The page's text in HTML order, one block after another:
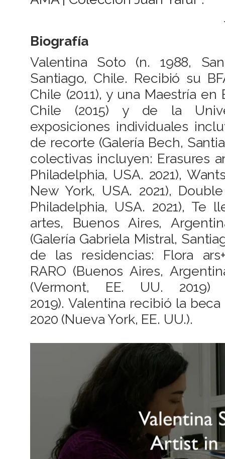
Biografía
Valentina Soto (n. 1988,
Santiago, Chile. Recibió su
Chile (2011), y una Maestría
Chile (2015) y de la
exposiciones individuales
de recorte (Galería Bech,
colectivas incluyen: Erasures
Philadelphia, USA. 2021),
New York, USA. 2021),
Philadelphia, USA. 2021),
artes, Buenos Aires,
(Galería Gabriela Mistral,
de las residencias: Flora
RARO (Buenos Aires,
(Vermont, EE. UU. 2019)
2019). Valentina recibió la
2020 (Nueva York, EE. UU.).